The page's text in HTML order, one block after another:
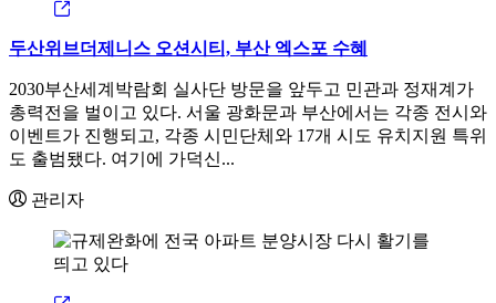
두산위브더제니스 오션시티, 부산 엑스포 수혜
2030부산세계박람회 실사단 방문을 앞두고 민관과 정재계가
총력전을 벌이고 있다. 서울 광화문과 부산에서는 각종 전시와
이벤트가 진행되고, 각종 시민단체와 17개 시도 유치지원 특위
도 출범됐다. 여기에 가덕신...
관리자